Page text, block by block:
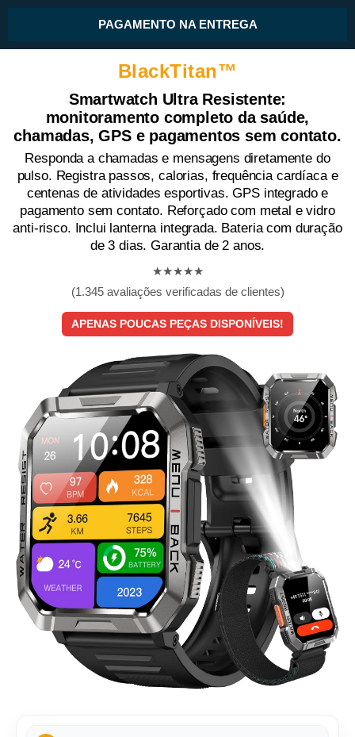
PAGAMENTO NA ENTREGA
BlackTitan™️
Smartwatch Ultra Resistente:
monitoramento completo da saúde,
chamadas, GPS e pagamentos sem contato.
Responda a chamadas e mensagens diretamente do
pulso. Registra passos, calorias, frequência cardíaca e
centenas de atividades esportivas. GPS integrado e
pagamento sem contato. Reforçado com metal e vidro
anti-risco. Inclui lanterna integrada. Bateria com duração
de 3 dias. Garantia de 2 anos.
★★★★★
(1.345 avaliações verificadas de clientes)
APENAS POUCAS PEÇAS DISPONÍVEIS!